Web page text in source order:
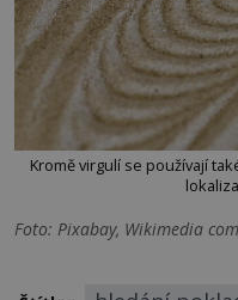
Kromě virgulí se používají
Foto: Pixabay, Wikimedia